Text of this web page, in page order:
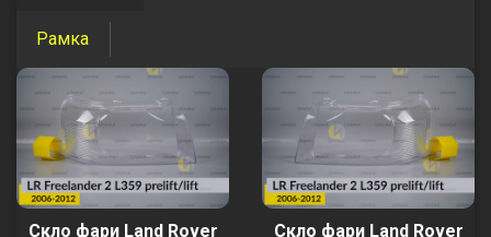
Рамка
Скло фари Land Rover
Скло фари Land Rover